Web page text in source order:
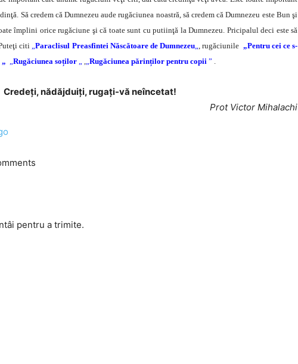
Să credem că Dumnezeu aude rugăciunea noastră, să credem că Dumnezeu este Bun şi
împlini orice rugăciune şi că toate sunt cu putiinţă la Dumnezeu. Pricipalul deci este să
citi „Paraclisul Preasfintei Născătoare de Dumnezeu„, rugăciunile „Pentru cei ce s-
„Rugăciunea soților „ ,„Rugăciunea părinților pentru copii ” .
Credeţi, nădăjduiţi, rugaţi-vă neîncetat!
Prot Victor Mihalachi
pentru a trimite.